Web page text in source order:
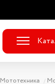
Мототехника